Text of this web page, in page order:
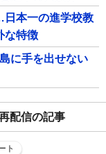
日本一の進学校教
な特徴
に手を出せない
配信の記事
ト